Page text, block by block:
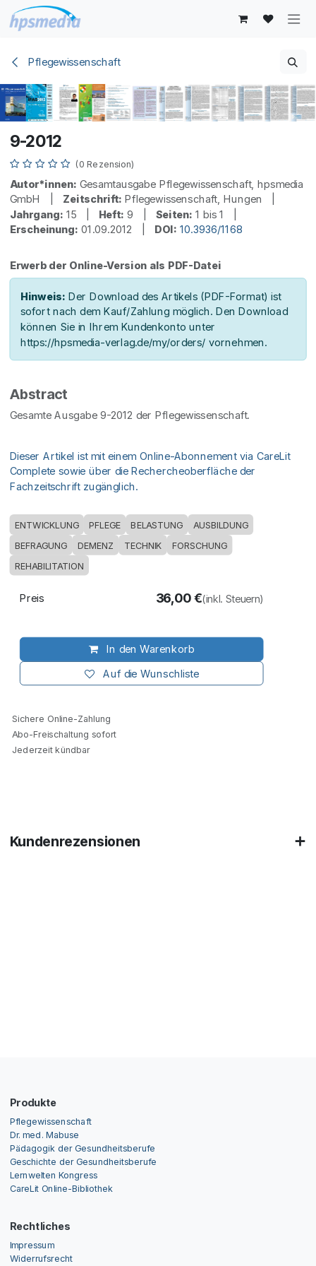
Zum Inhalt springen
Pflegewissenschaft
9-2012
(0 Rezension)
Autor*innen: Gesamtausgabe Pflegewissenschaft, hpsmedia
GmbH | Zeitschrift: Pflegewissenschaft, Hungen |
Jahrgang: 15 | Heft: 9 | Seiten: 1 bis 1 |
Erscheinung: 01.09.2012 | DOI: 10.3936/1168
Erwerb der Online-Version als PDF-Datei
Hinweis: Der Download des Artikels (PDF-Format) ist
sofort nach dem Kauf/Zahlung möglich. Den Download
können Sie in Ihrem Kundenkonto unter
https://hpsmedia-verlag.de/my/orders/ vornehmen.
Abstract
Gesamte Ausgabe 9-2012 der Pflegewissenschaft.
Dieser Artikel ist mit einem Online-Abonnement via CareLit
Complete sowie über die Rechercheoberfläche der
Fachzeitschrift zugänglich.
ENTWICKLUNG PFLEGE BELASTUNG AUSBILDUNG
BEFRAGUNG DEMENZ TECHNIK
FORSCHUNG
REHABILITATION
In den Warenkorb
Auf die Wunschliste
Preis 36,00€(inkl. Steuern)
Sichere Online-Zahlung
Abo-Freischaltung sofort
Jederzeit kündbar
Kundenrezensionen
Produkte
Pflegewissenschaft
Dr. med. Mabuse
Pädagogik der Gesundheitsberufe
Geschichte der Gesundheitsberufe
Lernwelten Kongress
CareLit Online-Bibliothek
Rechtliches
Impressum
Widerrufsrecht